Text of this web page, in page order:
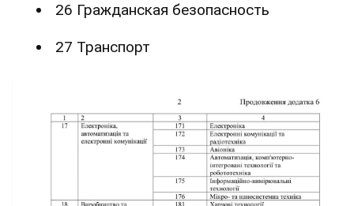
26 Гражданская безопасность
27 Транспорт